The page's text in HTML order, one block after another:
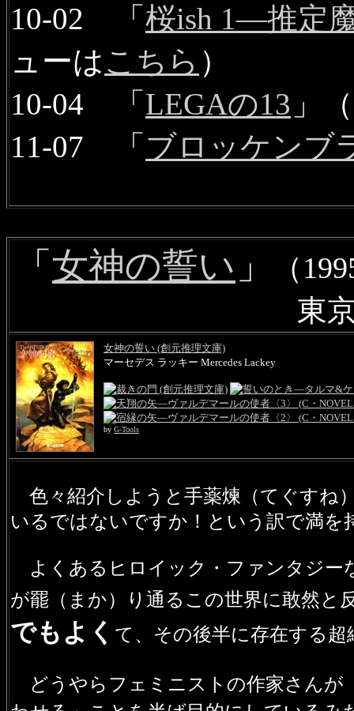
10-02 「 桜ish 1―推定
ューはこちら ）
10-04 「 LEGAの13 」
11-07 「 ブロッケンブ
「 女神の誓い 」
（
東
女神の誓い (創元推理文庫)
マーセデス ラッキー Mercedes Lackey
by G-Tools
色々紹介しようと手薬煉（てぐすね
いるではないですか！という訳で満を
よくあるヒロイック・ファンタジー
が罷（まか）り通るこの世界に敢然
でもよく て、その後半に存在する
どうやらフェミニストの作家さんが